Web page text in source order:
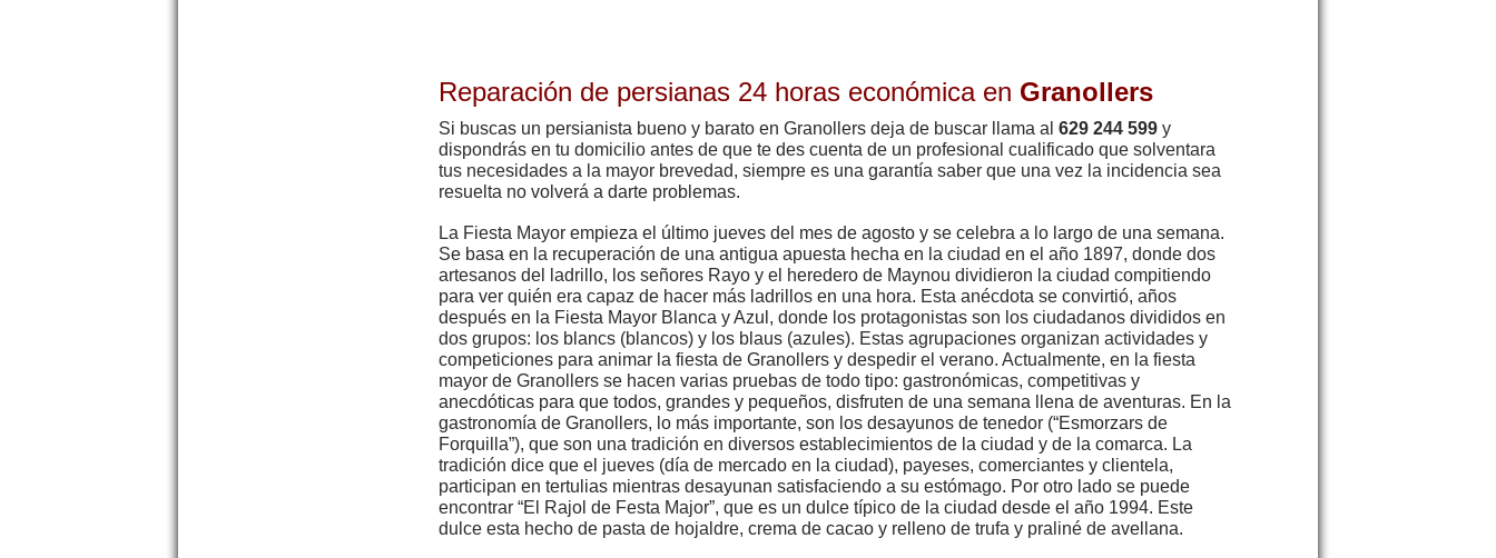
Reparación de persianas 24 horas económica en Granollers
Si buscas un persianista bueno y barato en Granollers deja de buscar llama al 629 244 599 y
dispondrás en tu domicilio antes de que te des cuenta de un profesional cualificado que solventara
tus necesidades a la mayor brevedad, siempre es una garantía saber que una vez la incidencia sea
resuelta no volverá a darte problemas.
La Fiesta Mayor empieza el último jueves del mes de agosto y se celebra a lo largo de una semana.
Se basa en la recuperación de una antigua apuesta hecha en la ciudad en el año 1897, donde dos
artesanos del ladrillo, los señores Rayo y el heredero de Maynou dividieron la ciudad compitiendo
para ver quién era capaz de hacer más ladrillos en una hora. Esta anécdota se convirtió, años
después en la Fiesta Mayor Blanca y Azul, donde los protagonistas son los ciudadanos divididos en
dos grupos: los blancs (blancos) y los blaus (azules). Estas agrupaciones organizan actividades y
competiciones para animar la fiesta de Granollers y despedir el verano. Actualmente, en la fiesta
mayor de Granollers se hacen varias pruebas de todo tipo: gastronómicas, competitivas y
anecdóticas para que todos, grandes y pequeños, disfruten de una semana llena de aventuras. En la
gastronomía de Granollers, lo más importante, son los desayunos de tenedor (“Esmorzars de
Forquilla”), que son una tradición en diversos establecimientos de la ciudad y de la comarca. La
tradición dice que el jueves (día de mercado en la ciudad), payeses, comerciantes y clientela,
participan en tertulias mientras desayunan satisfaciendo a su estómago. Por otro lado se puede
encontrar “El Rajol de Festa Major”, que es un dulce típico de la ciudad desde el año 1994. Este
dulce esta hecho de pasta de hojaldre, crema de cacao y relleno de trufa y praliné de avellana.